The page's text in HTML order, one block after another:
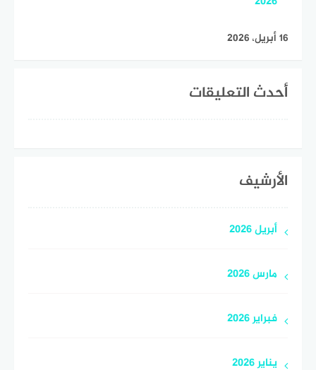
16 أبريل، 2026
أحدث التعليقات
الأرشيف
أبريل 2026
مارس 2026
فبراير 2026
يناير 2026